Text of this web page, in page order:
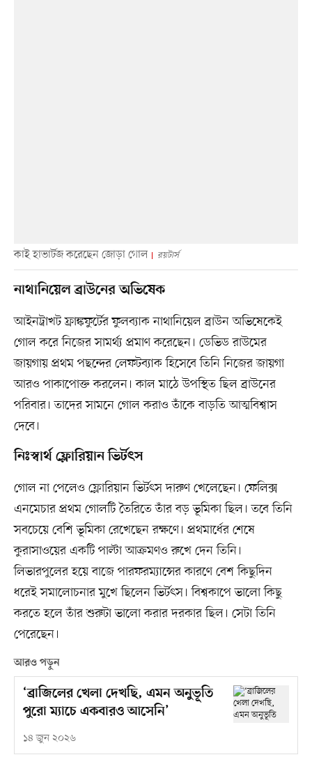
কাই হাভার্টজ করেছেন জোড়া গোল রয়টার্স
নাথানিয়েল ব্রাউনের অভিষেক
আইনট্রাখট ফ্রাঙ্কফুর্টের ফুলব্যাক নাথানিয়েল ব্রাউন অভিষেকেই
গোল করে নিজের সামর্থ্য প্রমাণ করেছেন। ডেভিড রাউমের
জায়গায় প্রথম পছন্দের লেফটব্যাক হিসেবে তিনি নিজের জায়গা
আরও পাকাপোক্ত করলেন। কাল মাঠে উপস্থিত ছিল ব্রাউনের
পরিবার। তাদের সামনে গোল করাও তাঁকে বাড়তি আত্মবিশ্বাস
দেবে।
নিঃস্বার্থ ফ্লোরিয়ান ভির্টৎস
গোল না পেলেও ফ্লোরিয়ান ভির্টৎস দারুণ খেলেছেন। ফেলিক্স
এনমেচার প্রথম গোলটি তৈরিতে তাঁর বড় ভূমিকা ছিল। তবে তিনি
সবচেয়ে বেশি ভূমিকা রেখেছেন রক্ষণে। প্রথমার্ধের শেষে
কুরাসাওয়ের একটি পাল্টা আক্রমণও রুখে দেন তিনি।
লিভারপুলের হয়ে বাজে পারফরম্যান্সের কারণে বেশ কিছুদিন
ধরেই সমালোচনার মুখে ছিলেন ভির্টৎস। বিশ্বকাপে ভালো কিছু
করতে হলে তাঁর শুরুটা ভালো করার দরকার ছিল। সেটা তিনি
পেরেছেন।
আরও পড়ুন
‘ব্রাজিলের খেলা দেখছি, এমন অনুভূতি
পুরো ম্যাচে একবারও আসেনি’
১৪ জুন ২০২৬